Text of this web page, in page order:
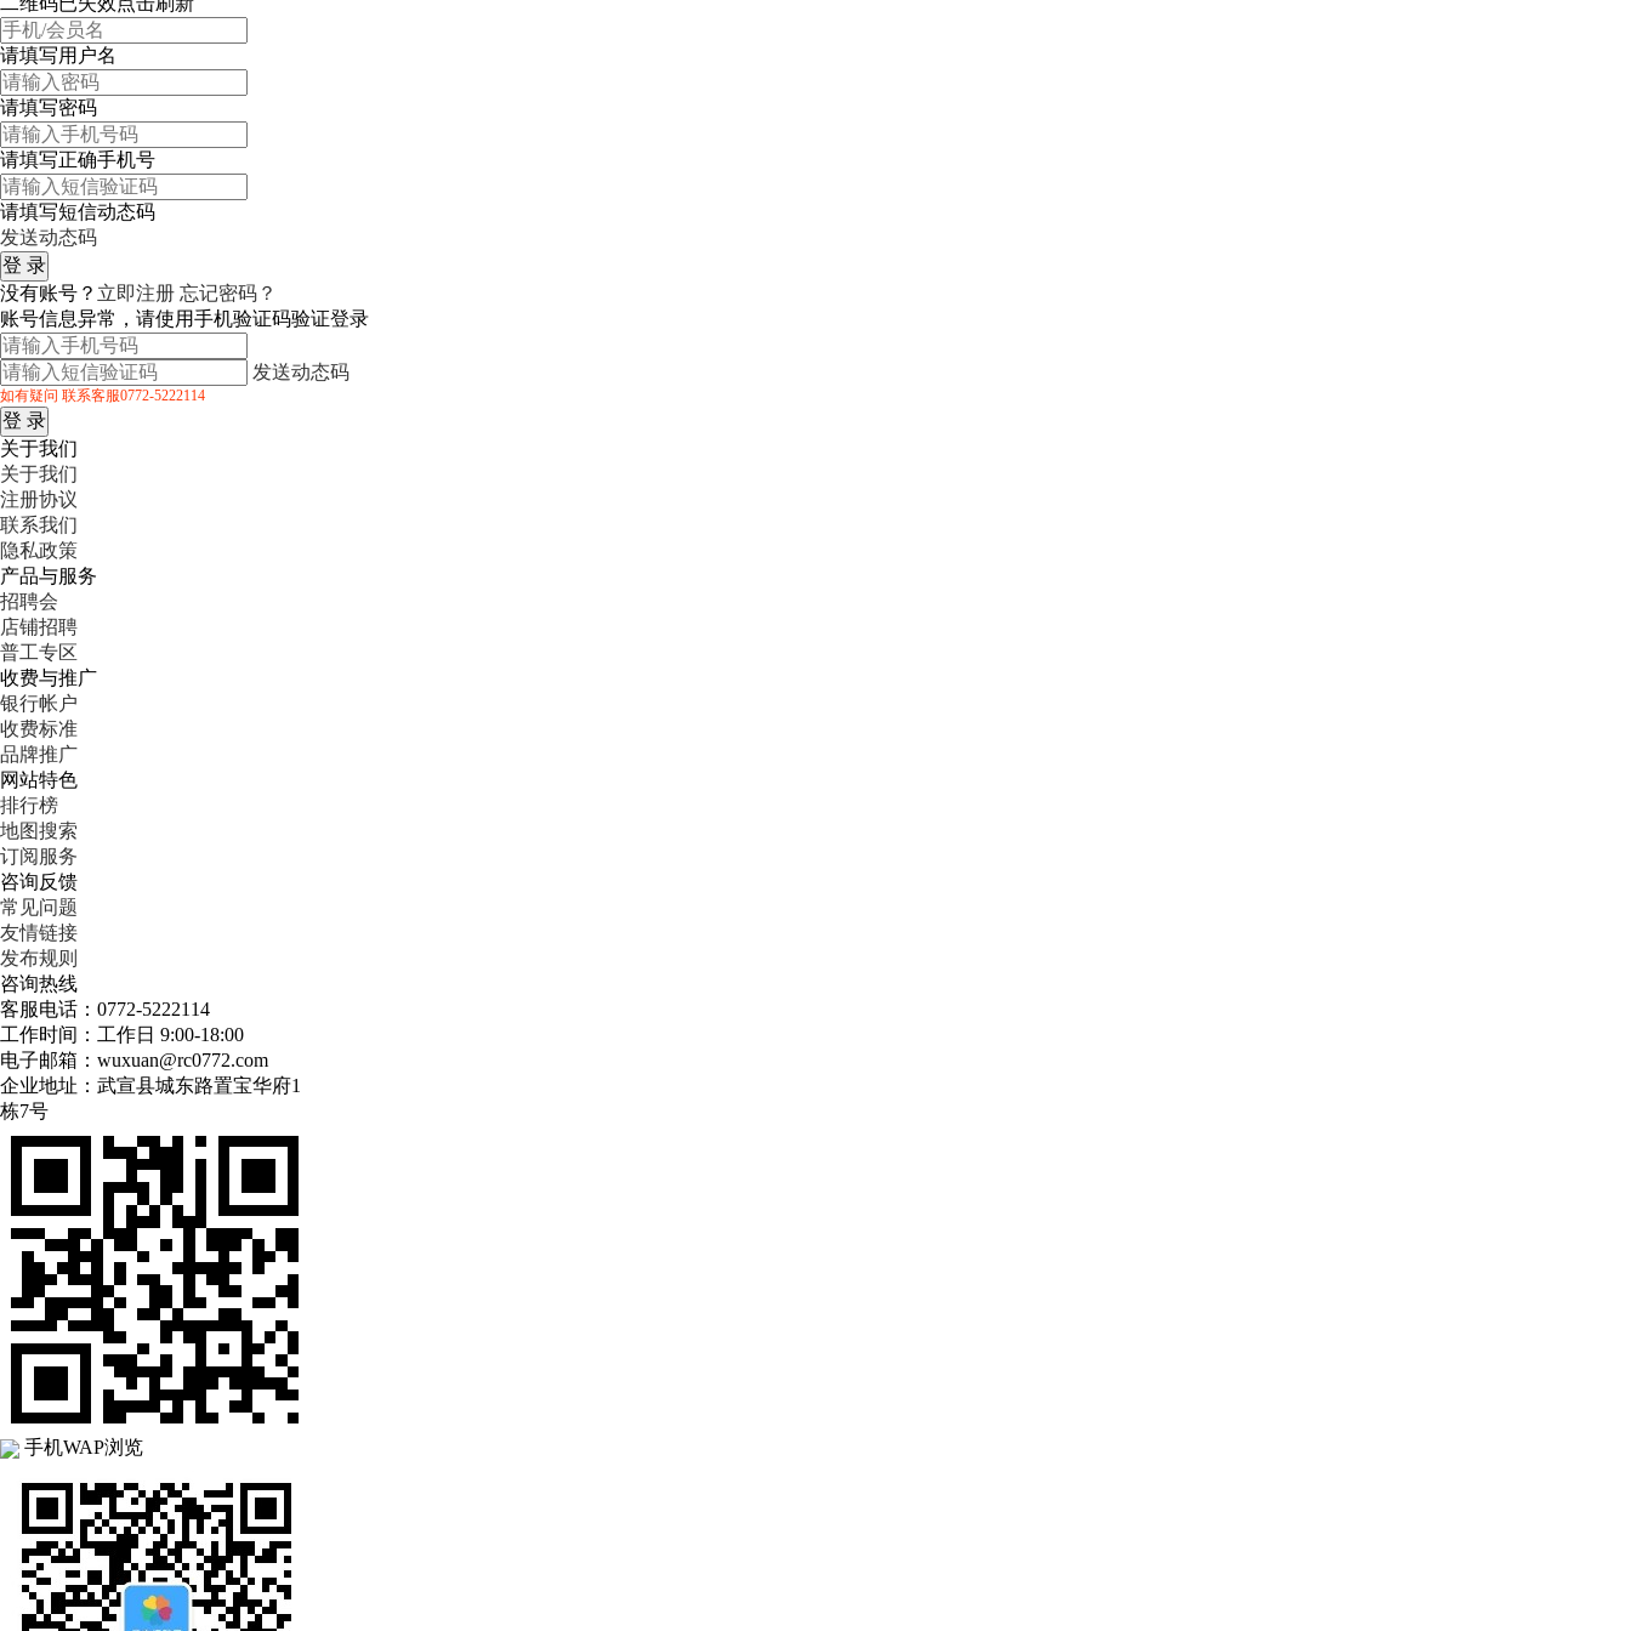
请填写用户名
请填写密码
请填写正确手机号
请填写短信动态码
发送动态码
没有账号？ 立即注册 忘记密码？
账号信息异常，请使用手机验证码验证登录
发送动态码
如有疑问 联系客服0772-5222114
关于我们
关于我们
注册协议
联系我们
隐私政策
产品与服务
招聘会
店铺招聘
普工专区
收费与推广
银行帐户
收费标准
品牌推广
网站特色
排行榜
地图搜索
订阅服务
咨询反馈
常见问题
友情链接
发布规则
咨询热线
客服电话：0772-5222114
工作时间：工作日 9:00-18:00
电子邮箱：wuxuan@rc0772.com
企业地址：武宣县城东路置宝华府1
栋7号
手机WAP浏览